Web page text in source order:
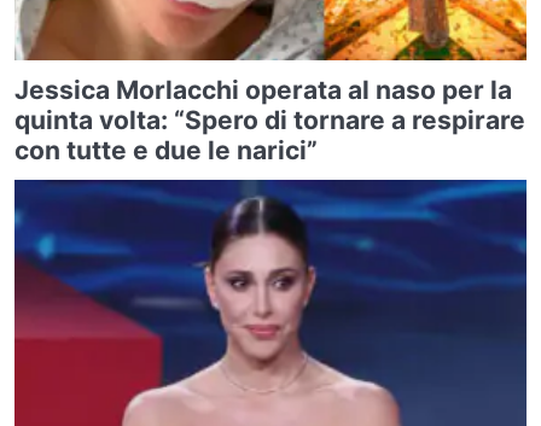
Jessica Morlacchi operata al naso per la
quinta volta: “Spero di tornare a respirare
con tutte e due le narici”